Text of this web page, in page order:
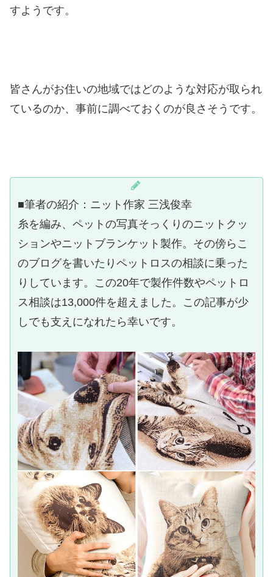
すようです。
皆さんがお住いの地域ではどのような対応が取られ
ているのか、事前に調べておくのが良さそうです。
■筆者の紹介：ニット作家 三浅俊幸
糸を編み、ペットの写真そっくりのニットクッ
ションやニットブランケット製作。その傍らこ
のブログを書いたりペットロスの相談に乗った
りしています。この20年で製作件数やペットロ
ス相談は13,000件を超えました。この記事が少
しでも支えになれたら幸いです。